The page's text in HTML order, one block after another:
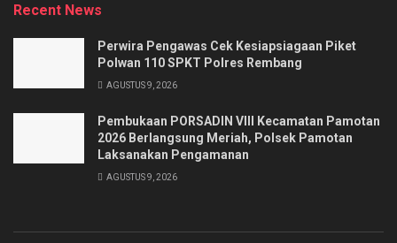
Recent News
Perwira Pengawas Cek Kesiapsiagaan Piket
Polwan 110 SPKT Polres Rembang
AGUSTUS 9, 2026
Pembukaan PORSADIN VIII Kecamatan Pamotan
2026 Berlangsung Meriah, Polsek Pamotan
Laksanakan Pengamanan
AGUSTUS 9, 2026